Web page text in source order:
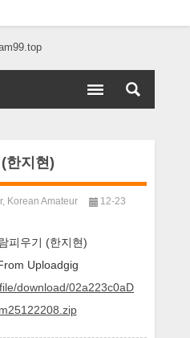
한지현)
, Korean Amateur
12-23
Uploadgig
download/02a223c0aD